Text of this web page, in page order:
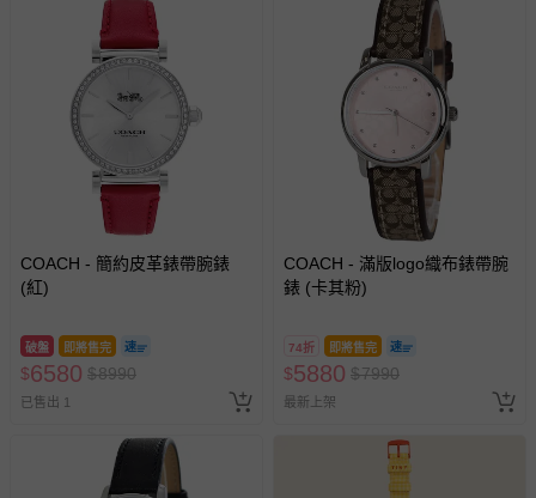
COACH - 簡約皮革錶帶腕錶
(紅)
破盤 即將售完
$6580 $8990
已售出 1
COACH - 滿版logo織布錶帶腕
錶 (卡其粉)
74折 即將售完
$5880 $7990
最新上架